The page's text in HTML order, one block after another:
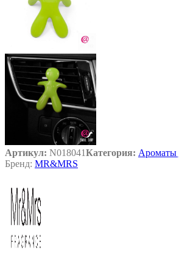
Артикул: N018041Категория: Ароматы
Бренд: MR&MRS